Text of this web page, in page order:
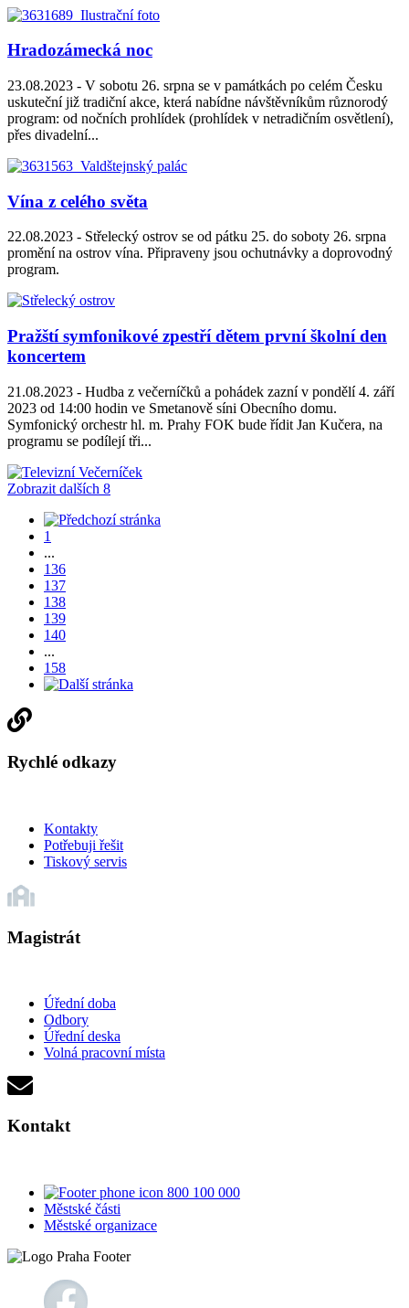
Hradozámecká noc
23.08.2023 - V sobotu 26. srpna se v památkách po celém Česku
uskuteční již tradiční akce, která nabídne návštěvníkům různorodý
program: od nočních prohlídek (prohlídek v netradičním osvětlení),
přes divadelní...
Vína z celého světa
22.08.2023 - Střelecký ostrov se od pátku 25. do soboty 26. srpna
promění na ostrov vína. Připraveny jsou ochutnávky a doprovodný
program.
Pražští symfonikové zpestří dětem první školní den
koncertem
21.08.2023 - Hudba z večerníčků a pohádek zazní v pondělí 4. září
2023 od 14:00 hodin ve Smetanově síni Obecního domu.
Symfonický orchestr hl. m. Prahy FOK bude řídit Jan Kučera, na
programu se podílejí tři...
Zobrazit dalších 8
1
...
136
137
138
139
140
...
158
Rychlé odkazy
Kontakty
Potřebuji řešit
Tiskový servis
Magistrát
Úřední doba
Odbory
Úřední deska
Volná pracovní místa
Kontakt
800 100 000
Městské části
Městské organizace